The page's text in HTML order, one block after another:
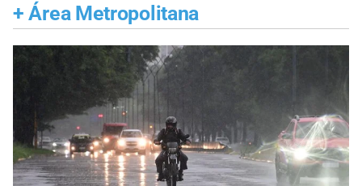
+ Área Metropolitana